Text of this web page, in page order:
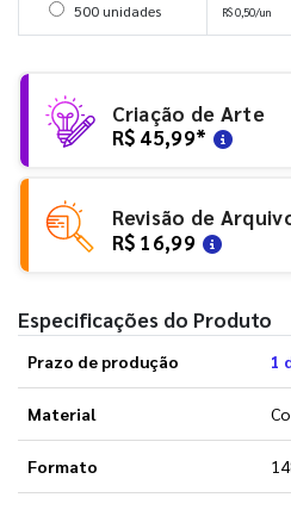
Selecionar 500 unidades
500 unidades R$ 0,50/un
Criação de Arte
R$ 45,99*
Revisão de
R$ 16,99
Especificações do Produto
Prazo de produção 1
Material
Formato